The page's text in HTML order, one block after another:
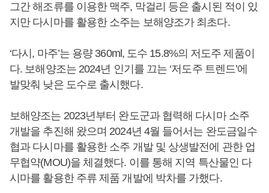
그간 해조류를 이용한 맥주, 막걸리 등은 출시된 적이 있
지만 다시마를 활용한 소주는 보해양조가 최초다.
‘다시, 마주’는 용량 360ml, 도수 15.8%의 저도주 제품이
다. 보해양조는 2024년 인기를 끄는 ‘저도주 트렌드’에
발맞춰 낮은 도수로 출시했다.
보해양조는 2023년부터 완도군과 협력해 다시마 소주
개발을 추진해 왔으며 2024년 4월 들어서는 완도금일수
협과 다시마를 활용한 소주 개발 및 상생발전에 관한 업
무협약(MOU)을 체결했다. 이를 통해 지역 특산물인 다
시마를 활용한 주류 제품 개발에 박차를 가했다.